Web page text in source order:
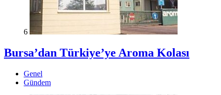
6
Bursa’dan Türkiye’ye Aroma Kolası
Genel
Gündem